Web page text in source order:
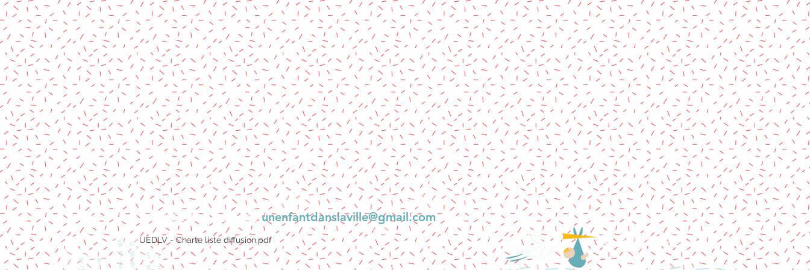
Contactez-nous :
Suivez-nous
unenfantdanslaville@gmail.com
UEDLV - Charte liste diffusion.pdf